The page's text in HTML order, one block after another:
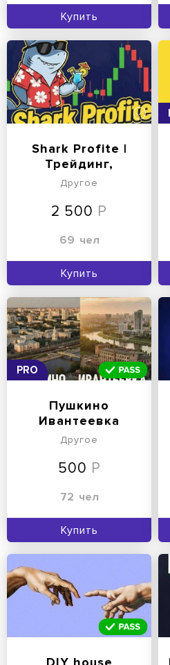
Купить
Shark Profite |
Трейдинг,
копирование
Другое
2 500
69 чел
Купить
PRO
Пушкино
Ивантеевка
Представляет
Другое
500
72 чел
Купить